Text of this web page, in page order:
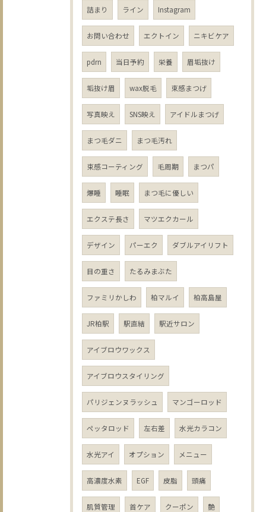
詰まり ライン Instagram
お問い合わせ エクトイン ニキビケア
pdrn 当日予約 栄養 眉垢抜け
垢抜け眉 wax脱毛 束感まつげ
写真映え SNS映え アイドルまつげ
まつ毛ダニ まつ毛汚れ
束感コーティング 毛周期 まつパ
爆睡 睡眠 まつ毛に優しい
エクステ長さ マツエクカール
デザイン パーエク ダブルアイリフト
目の重さ たるみまぶた
ファミリかしわ 柏マルイ 柏高島屋
JR柏駅 駅直結 駅近サロン
アイブロウワックス
アイブロウスタイリング
パリジェンヌラッシュ マンゴーロッド
ペッタロッド 左右差 水光カラコン
水光アイ オプション メニュー
高濃度水素 EGF 皮脂 頭痛
肌質管理 首ケア クーポン 艶